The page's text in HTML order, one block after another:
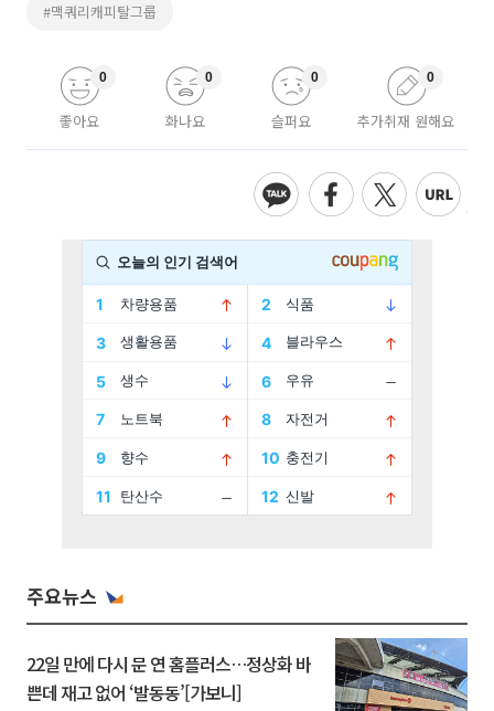
#맥쿼리캐피탈그룹
좋아요
0
화나요
0
슬퍼요
0
추가취재 원해요
0
주요뉴스
22일 만에 다시 문 연 홈플러스…정상화 바
쁜데 재고 없어 ‘발동동’[가보니]